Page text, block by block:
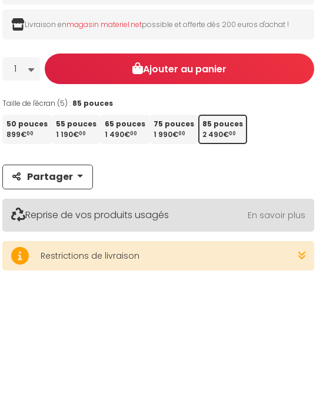
Livraison enmagasin materiel.netpossible et offerte dès 200 euros d'achat !
Quantité
1 Ajouter au panier
Taille de l'écran (5) : 85 pouces
50 pouces
899€00
55 pouces
1 190€00
65 pouces
1 490€00
75 pouces
1 990€00
85 pouces
2 490€00
Partager
Reprise de vos produits usagés En savoir plus
Restrictions de livraison